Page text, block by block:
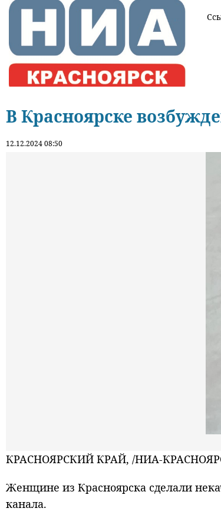
В Красноярске
12.12.2024 08:50
КРАСНОЯРСКИЙ КРАЙ, /НИА-
Женщине из Красноярска сделали
канала.